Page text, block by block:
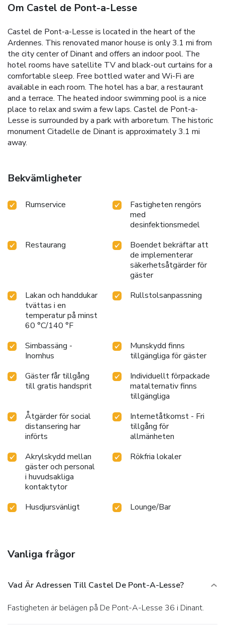
Om Castel de Pont-a-Lesse
Castel de Pont-a-Lesse is located in the heart of the
Ardennes. This renovated manor house is only 3.1 mi from
the city center of Dinant and offers an indoor pool. The
hotel rooms have satellite TV and black-out curtains for a
comfortable sleep. Free bottled water and Wi-Fi are
available in each room. The hotel has a bar, a restaurant
and a terrace. The heated indoor swimming pool is a nice
place to relax and swim a few laps. Castel de Pont-a-
Lesse is surrounded by a park with arboretum. The historic
monument Citadelle de Dinant is approximately 3.1 mi
away.
Bekvämligheter
Rumservice
Fastigheten rengörs
med
desinfektionsmedel
Restaurang
Boendet bekräftar att
de implementerar
säkerhetsåtgärder för
gäster
Lakan och handdukar
tvättas i en
temperatur på minst
60 °C/140 °F
Rullstolsanpassning
Simbassäng -
Inomhus
Munskydd finns
tillgängliga för gäster
Gäster får tillgång
till gratis handsprit
Individuellt förpackade
matalternativ finns
tillgängliga
Åtgärder för social
distansering har
införts
Internetåtkomst - Fri
tillgång för
allmänheten
Akrylskydd mellan
gäster och personal
i huvudsakliga
kontaktytor
Rökfria lokaler
Husdjursvänligt Lounge/Bar
Vanliga frågor
Vad Är Adressen Till Castel De Pont-A-Lesse?
Fastigheten är belägen på De Pont-A-Lesse 36 i Dinant.